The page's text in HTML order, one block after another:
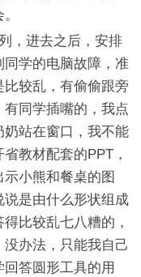
，进去之后，安排
学的电脑故障，准
较乱，有偷偷跟旁
同学插嘴的，我点
站在窗口，我不能
教材配套的PPT，
小熊和餐桌的图
说是由什么形状组成
比较乱七八糟的，
办法，只能我自己
答圆形工具的用